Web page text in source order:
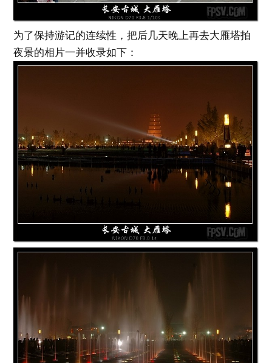
为了保持游记的连续性，把后几天晚上再去大雁塔拍
夜景的相片一并收录如下：